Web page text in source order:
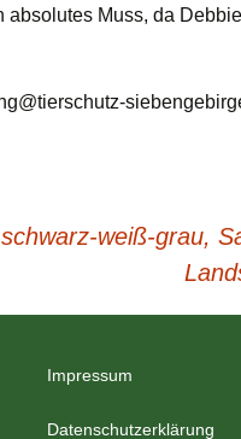
absolutes Muss, da
weiß-grau,
Impressum
Datenschutzerklärung